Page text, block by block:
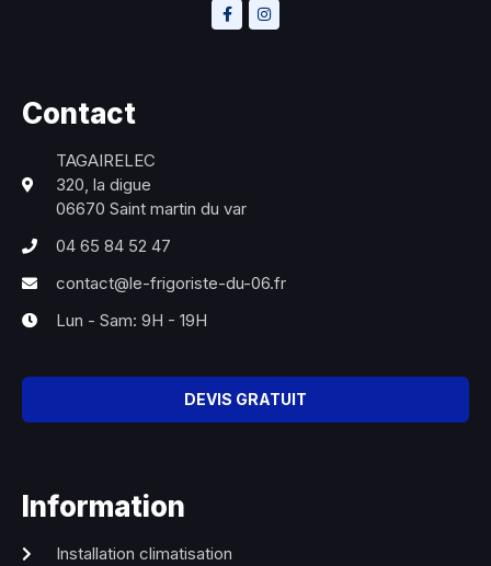
Contact
TAGAIRELEC
320, la digue
06670 Saint martin du var
04 65 84 52 47
contact@le-frigoriste-du-06.fr
Lun - Sam: 9H - 19H
DEVIS GRATUIT
Information
Installation climatisation